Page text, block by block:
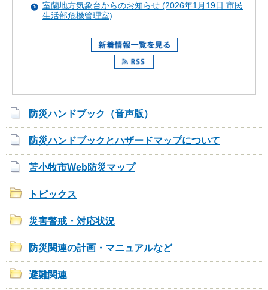
室蘭地方気象台からのお知らせ (2026年1月19日 市民
生活部危機管理室)
防災ハンドブック（音声版）
防災ハンドブックとハザードマップについて
苫小牧市Web防災マップ
トピックス
災害警戒・対応状況
防災関連の計画・マニュアルなど
避難関連